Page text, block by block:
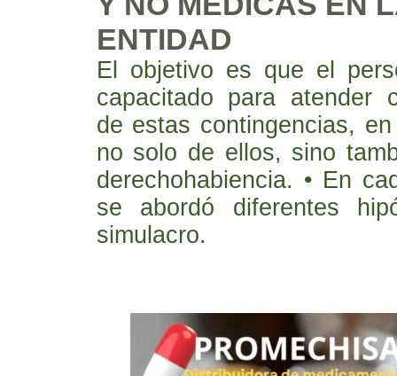
ENTIDAD
El objetivo es que el
capacitado para atender
de estas contingencias,
no solo de ellos, sino
derechohabiencia. • En
se abordó diferentes
simulacro.